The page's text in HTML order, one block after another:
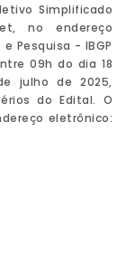
Simplificado
no endereço
Pesquisa - IBGP
09h do dia 18
julho de 2025,
do Edital. O
eletrônico: